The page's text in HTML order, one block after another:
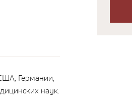
Германии,
наук.